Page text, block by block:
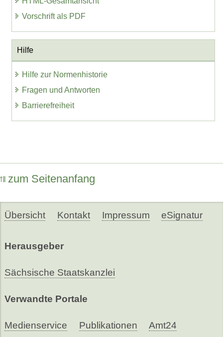
Vorschrift als PDF
Hilfe
Hilfe zur Normenhistorie
Fragen und Antworten
Barrierefreiheit
zum Seitenanfang
Übersicht Kontakt Impressum eSignatur
Herausgeber
Sächsische Staatskanzlei
Verwandte Portale
Medienservice Publikationen Amt24